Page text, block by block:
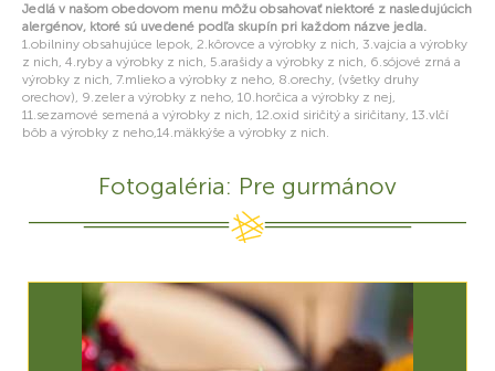
Jedlá v našom obedovom menu môžu obsahovať niektoré z nasledujúcich
alergénov, ktoré sú uvedené podľa skupín pri každom názve jedla.
1.obilniny obsahujúce lepok, 2.kôrovce a výrobky z nich, 3.vajcia a výrobky
z nich, 4.ryby a výrobky z nich, 5.arašidy a výrobky z nich, 6.sójové zrná a
výrobky z nich, 7.mlieko a výrobky z neho, 8.orechy, (všetky druhy
orechov), 9.zeler a výrobky z neho, 10.horčica a výrobky z nej,
11.sezamové semená a výrobky z nich, 12.oxid siričitý a siričitany, 13.vlčí
bôb a výrobky z neho,14.mäkkýše a výrobky z nich.
Fotogaléria: Pre gurmánov